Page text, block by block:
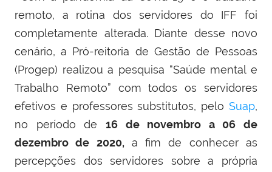
remoto, a rotina dos servidores do IFF foi
completamente alterada. Diante desse novo
cenário, a Pró-reitoria de Gestão de Pessoas
(Progep) realizou a pesquisa “Saúde mental e
Trabalho Remoto” com todos os servidores
efetivos e professores substitutos, pelo Suap,
no período de 16 de novembro a 06 de
dezembro de 2020,a fim de conhecer as
percepções dos servidores sobre a própria